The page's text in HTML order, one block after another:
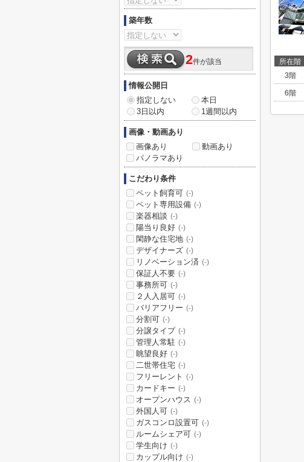
所在階
3階
6階
築年数
2件が該当
情報公開日
指定しない
本日
3日以内
1週間以内
画像・動画あり
画像あり
動画あり
パノラマあり
こだわり条件
ペット飼育可 (-)
ペット専用設備 (-)
楽器相談 (-)
陽当り良好 (-)
閑静な住宅地 (-)
デザイナーズ (-)
リノベーション済 (-)
保証人不要 (-)
事務所可 (-)
２人入居可 (-)
バリアフリー (-)
分割可 (-)
分譲タイプ (-)
管理人常駐 (-)
眺望良好 (-)
二世帯住宅 (-)
フリーレント (-)
カードキー (-)
オープンハウス (-)
外国人可 (-)
ガスコンロ設置可 (-)
ルームシェア可 (-)
学生向け (-)
カップル向け (-)